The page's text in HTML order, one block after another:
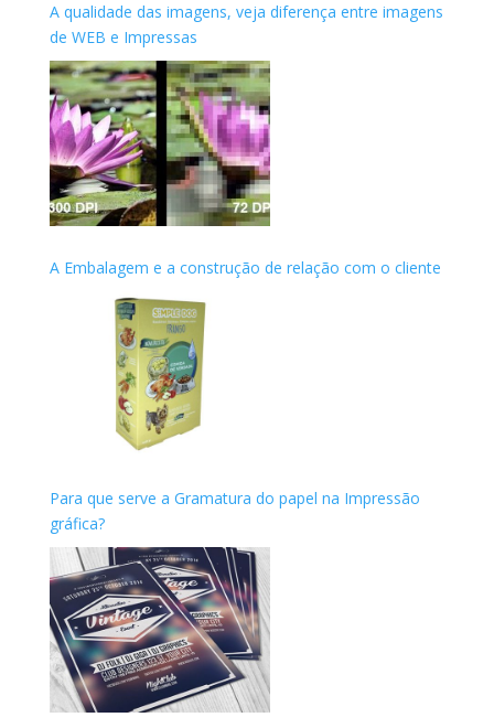
A qualidade das imagens, veja diferença entre imagens
de WEB e Impressas
A Embalagem e a construção de relação com o cliente
Para que serve a Gramatura do papel na Impressão
gráfica?